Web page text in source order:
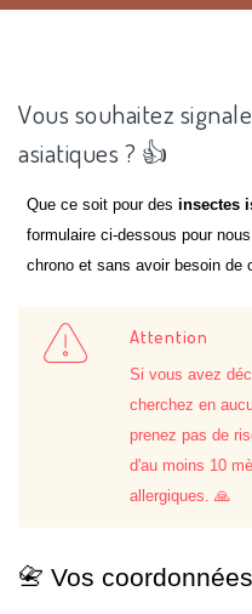
Vous souhaitez
asiatiques ? 👍
Que ce soit pour desinsectes
formulaire ci-dessous pour
chrono et sans avoir besoin de
Attention
Si vous avez
cherchez en
prenez pas de
d'au moins 10
allergiques. 🙏
📇 Vos coordonnées